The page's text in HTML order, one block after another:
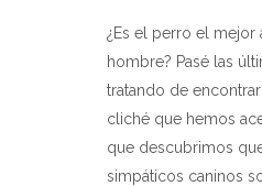
¿Es el perro el mejor
hombre? Pasé las
tratando de
cliché que hemos
que descubrimos
simpáticos caninos